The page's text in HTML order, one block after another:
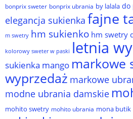
bonprix sweter bonprix ubrania by lalala do
elegancja sukienka fajne
m swetry hm sukienko hm swetry
kolorowy sweter w paski letnia
sukienka mango markowe
wyprzedaż markowe
modne ubrania damskie
mohito swetry mohito ubrania mona butik